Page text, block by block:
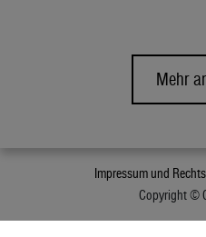
Mehr
Impressum und
Copyright ©